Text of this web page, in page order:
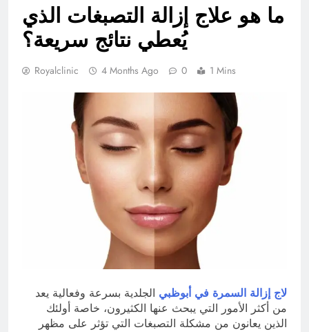
ما هو علاج إزالة التصبغات الذي
يُعطي نتائج سريعة؟
Royalclinic 4 Months Ago 0 1 Mins
لاج إزالة السمرة في أبوظبي الجلدية بسرعة وفعالية يعد
من أكثر الأمور التي يبحث عنها الكثيرون، خاصة أولئك
الذين يعانون من مشكلة التصبغات التي تؤثر على مظهر